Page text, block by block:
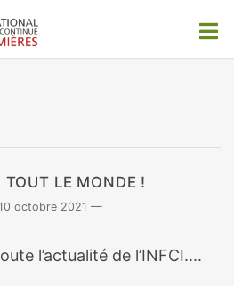
TOUT LE MONDE !
10 octobre 2021
l’actualité de l’INFCI....